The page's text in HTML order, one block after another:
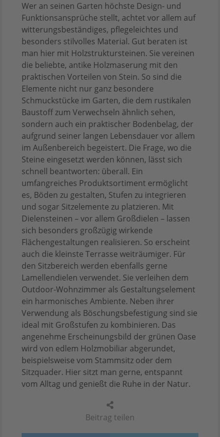
Beitrag teilen
Wer an seinen Garten höchste Design- und
Funktionsansprüche stellt, achtet vor allem auf
witterungsbeständiges, pflegeleichtes und
besonders stilvolles Material. Gut beraten ist
man hier mit Holzstruktursteinen. Sie vereinen
die beliebte, antike Holzmaserung mit den
praktischen Vorteilen von Stein. So sind die
Elemente nicht nur ganz besondere
Schmuckstücke im Garten, die dem rustikalen
Baustoff zum Verwechseln ähnlich sehen,
sondern auch ein praktischer Bodenbelag, der
aufgrund seiner langen Lebensdauer vor allem
im Außenbereich begeistert. Die Frage, wo die
Steine eingesetzt werden können, lässt sich
schnell beantworten: überall. Ein
umfangreiches Produktsortiment ermöglicht
es, Böden zu gestalten, Stufen zu integrieren
und sogar Sitzelemente zu platzieren. Mit
Dielensteinen – vor allem Großdielen – lassen
sich besonders großzügig wirkende
Flächengestaltungen realisieren. So erscheint
auch die kleinste Terrasse weiträumiger. Für
den Sitzbereich werden ebenfalls gerne
Lamellendielen verwendet. Sie verleihen dem
Outdoor-Wohnzimmer als Gestaltungselement
ein harmonisches Ambiente. Neben ihrer
Verwendung als Böschungsbefestigung sind sie
ideal mit Großstufen zu kombinieren. Das
angenehme Erscheinungsbild der grünen Oase
wird von edlem Holzmobiliar abgerundet,
beispielsweise vom Stammsitz oder dem
Sitzquader. Hier sitzt man gerne, entspannt
vom Alltag und genießt die Ruhe in der Natur.